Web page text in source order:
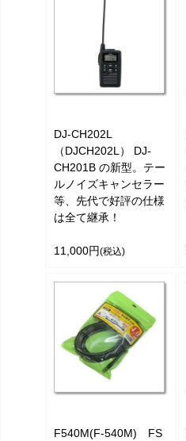
DJ-CH202L
（DJCH202L） DJ-
CH201B の新型。テー
ルノイズキャンセラー
等、先代で好評の仕様
は全て継承！
11,000円(税込)
F540M(F-540M) FS